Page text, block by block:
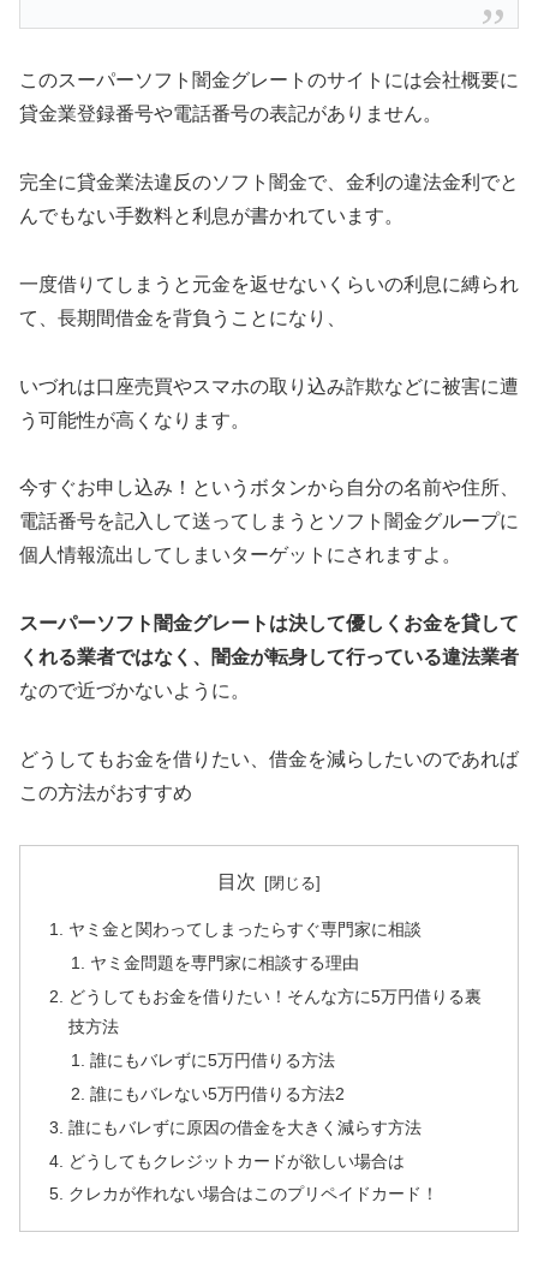
このスーパーソフト闇金グレートのサイトには会社概要に
貸金業登録番号や電話番号の表記がありません。
完全に貸金業法違反のソフト闇金で、金利の違法金利でと
んでもない手数料と利息が書かれています。
一度借りてしまうと元金を返せないくらいの利息に縛られ
て、長期間借金を背負うことになり、
いづれは口座売買やスマホの取り込み詐欺などに被害に遭
う可能性が高くなります。
今すぐお申し込み！というボタンから自分の名前や住所、
電話番号を記入して送ってしまうとソフト闇金グループに
個人情報流出してしまいターゲットにされますよ。
スーパーソフト闇金グレートは決して優しくお金を貸して
くれる業者ではなく、闇金が転身して行っている違法業者
なので近づかないように。
どうしてもお金を借りたい、借金を減らしたいのであれば
この方法がおすすめ
目次
ヤミ金と関わってしまったらすぐ専門家に相談
ヤミ金問題を専門家に相談する理由
どうしてもお金を借りたい！そんな方に5万円借りる裏
技方法
誰にもバレずに5万円借りる方法
誰にもバレない5万円借りる方法2
誰にもバレずに原因の借金を大きく減らす方法
どうしてもクレジットカードが欲しい場合は
クレカが作れない場合はこのプリペイドカード！